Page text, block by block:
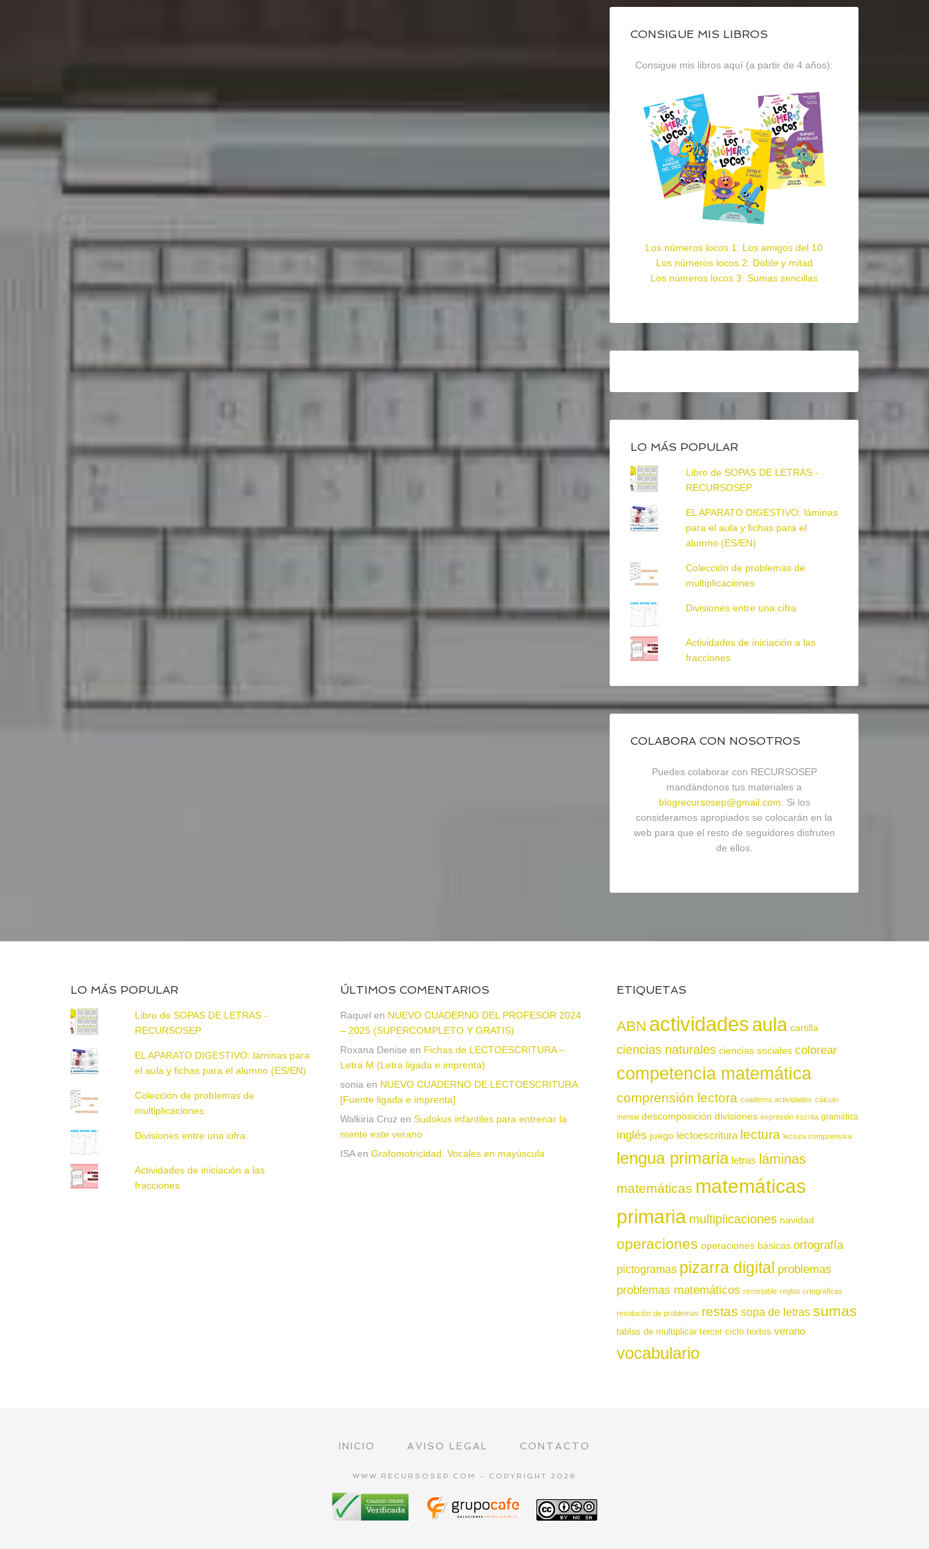
CONSIGUE MIS LIBROS
Consigue mis libros aquí (a partir de 4 años):
Los números locos 1: Los amigos del 10
Los números locos 2: Doble y mitad
Los números locos 3: Sumas sencillas
LO MÁS POPULAR
Libro de SOPAS DE LETRAS -
RECURSOSEP
EL APARATO DIGESTIVO: láminas
para el aula y fichas para el
alumno (ES/EN)
Colección de problemas de
multiplicaciones
Divisiones entre una cifra
Actividades de iniciación a las
fracciones
COLABORA CON NOSOTROS
Puedes colaborar con RECURSOSEP
mandándonos tus materiales a
blogrecursosep@gmail.com . Si los
consideramos apropiados se colocarán en la
web para que el resto de seguidores disfruten
de ellos.
LO MÁS POPULAR
Libro de SOPAS DE LETRAS -
RECURSOSEP
EL APARATO DIGESTIVO: láminas para
el aula y fichas para el alumno (ES/EN)
Colección de problemas de
multiplicaciones
Divisiones entre una cifra
Actividades de iniciación a las
fracciones
ÚLTIMOS COMENTARIOS
Raquel en NUEVO CUADERNO DEL PROFESOR 2024
– 2025 (SUPERCOMPLETO Y GRATIS)
Roxana Denise en Fichas de LECTOESCRITURA –
Letra M (Letra ligada e imprenta)
sonia en NUEVO CUADERNO DE LECTOESCRITURA
[Fuente ligada e imprenta]
Walkiria Cruz en Sudokus infantiles para entrenar la
mente este verano
ISAen Grafomotricidad. Vocales en mayúscula
ETIQUETAS
ABN actividadesaula cartilla
ciencias naturales ciencias sociales colorear
competencia matemática
comprensión lectora cuaderno actividades cálculo
mental descomposición divisiones expresión escrita gramática
inglés juego lectoescritura lectura lectura comprensiva
lengua primaria letras láminas
matemáticas matemáticas
primaria multiplicaciones navidad
operaciones operaciones básicas ortografía
pictogramas pizarra digital problemas
problemas matemáticos recortable reglas ortográficas
resolución de problemas restas sopa de letras sumas
tablas de multiplicar tercer ciclo textos verano
vocabulario
INICIO AVISO LEGAL CONTACTO
WWW.RECURSOSEP.COM - COPYRIGHT 2026